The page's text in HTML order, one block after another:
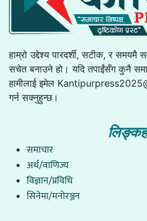
हाम्रो उद्देश्य पारदर्शी, सटीक, र समयमै
सचेत बनाउने हो। यदि तपाईंसँग कुनै
हामीलाई इमेल
गर्न सक्नुहुन्छ।
समाचार
अर्थ/वाणिज्य
विज्ञान/प्रविधि
सिनेमा/मनोरञ्जन